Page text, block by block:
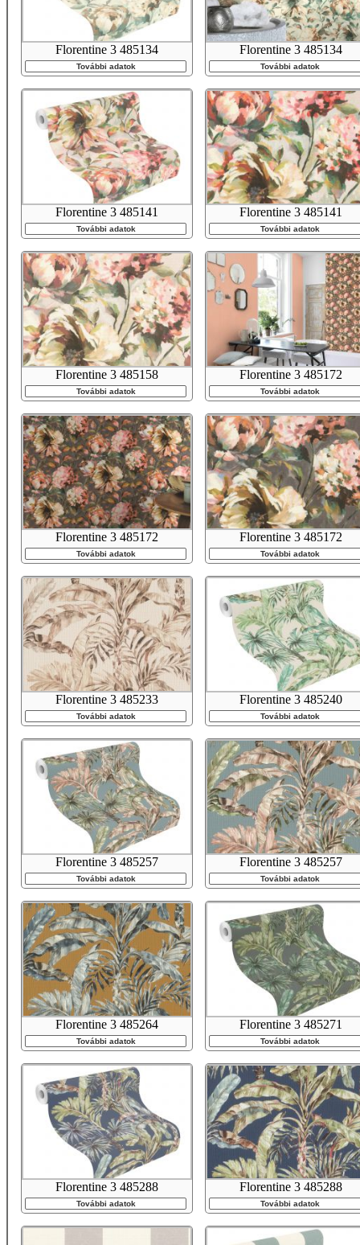
Florentine 3 485134
További adatok
Florentine 3 485134
További adatok
Florentine 3 485141
További adatok
Florentine 3 485141
További adatok
Florentine 3 485158
További adatok
Florentine 3 485172
További adatok
Florentine 3 485172
További adatok
Florentine 3 485172
További adatok
Florentine 3 485233
További adatok
Florentine 3 485240
További adatok
Florentine 3 485257
További adatok
Florentine 3 485257
További adatok
Florentine 3 485264
További adatok
Florentine 3 485271
További adatok
Florentine 3 485288
További adatok
Florentine 3 485288
További adatok